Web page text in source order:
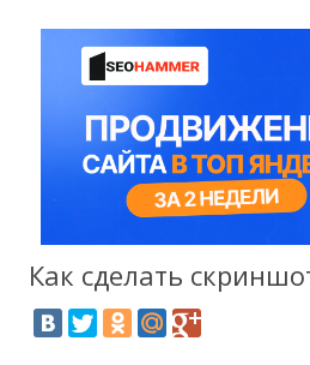
Как сделать